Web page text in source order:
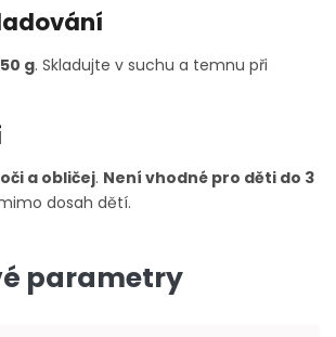
g. Skladujte v suchu a temnu při
a obličej. Není vhodné pro děti do 3
dosah dětí.
parametry